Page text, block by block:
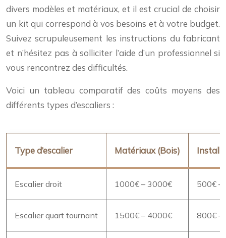
divers modèles et matériaux, et il est crucial de choisir
un kit qui correspond à vos besoins et à votre budget.
Suivez scrupuleusement les instructions du fabricant
et n’hésitez pas à solliciter l’aide d’un professionnel si
vous rencontrez des difficultés.
Voici un tableau comparatif des coûts moyens des
différents types d’escaliers :
Type d’escalier Matériaux (Bois)
Escalier droit 1000€ – 3000€ 500€ –
Escalier quart tournant 1500€ – 4000€ 800€ –